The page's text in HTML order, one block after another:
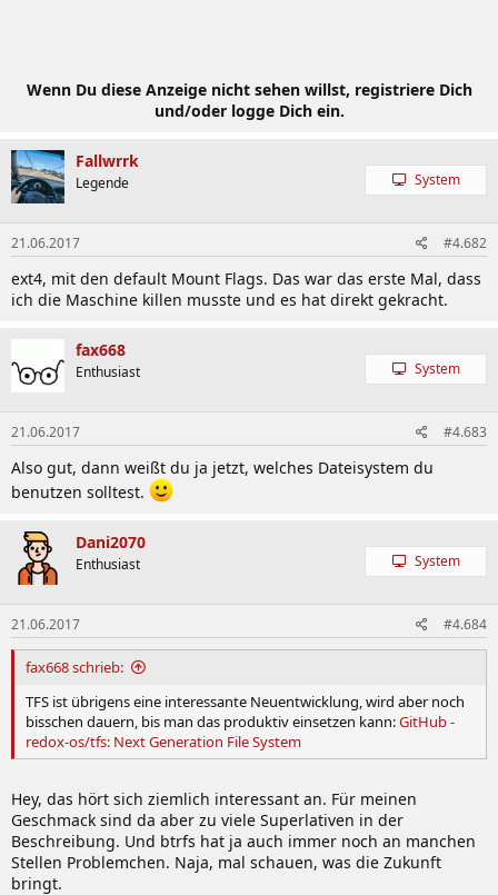
Wenn Du diese Anzeige nicht sehen willst, registriere Dich
und/oder logge Dich ein.
Fallwrrk
Legende System
21.06.2017 #4.682
ext4, mit den default Mount Flags. Das war das erste Mal, dass
ich die Maschine killen musste und es hat direkt gekracht.
fax668
Enthusiast System
21.06.2017 #4.683
Also gut, dann weißt du ja jetzt, welches Dateisystem du
benutzen solltest.
Dani2070
Enthusiast System
21.06.2017 #4.684
fax668 schrieb:
TFS ist übrigens eine interessante Neuentwicklung, wird aber noch
bisschen dauern, bis man das produktiv einsetzen kann:GitHub -
redox-os/tfs: Next Generation File System
Hey, das hört sich ziemlich interessant an. Für meinen
Geschmack sind da aber zu viele Superlativen in der
Beschreibung. Und btrfs hat ja auch immer noch an manchen
Stellen Problemchen. Naja, mal schauen, was die Zukunft
bringt.